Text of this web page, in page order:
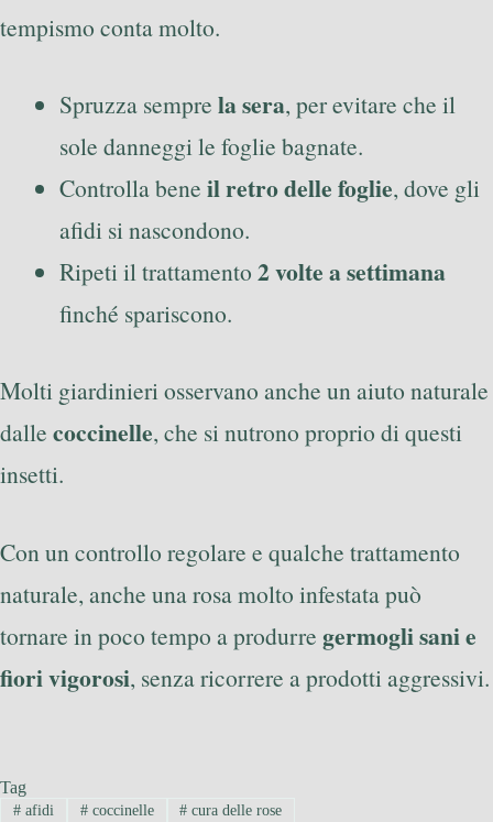
tempismo conta molto.
Spruzza sempre la sera, per evitare che il
sole danneggi le foglie bagnate.
Controlla bene il retro delle foglie, dove gli
afidi si nascondono.
Ripeti il trattamento 2 volte a settimana
finché spariscono.
Molti giardinieri osservano anche un aiuto naturale
dalle coccinelle, che si nutrono proprio di questi
insetti.
Con un controllo regolare e qualche trattamento
naturale, anche una rosa molto infestata può
tornare in poco tempo a produrre germogli sani e
fiori vigorosi, senza ricorrere a prodotti aggressivi.
Tag
#afidi #coccinelle # cura delle rose